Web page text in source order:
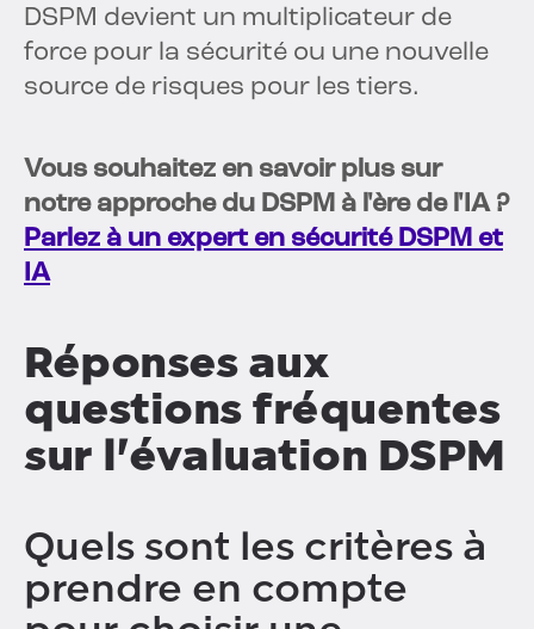
DSPM devient un multiplicateur de
force pour la sécurité ou une nouvelle
source de risques pour les tiers.
Vous souhaitez en savoir plus sur
notre approche du DSPM à l'ère de l'IA ?
Parlez à un expert en sécurité DSPM et
IA
Réponses aux
questions fréquentes
sur l'évaluation DSPM
Quels sont les critères à
prendre en compte